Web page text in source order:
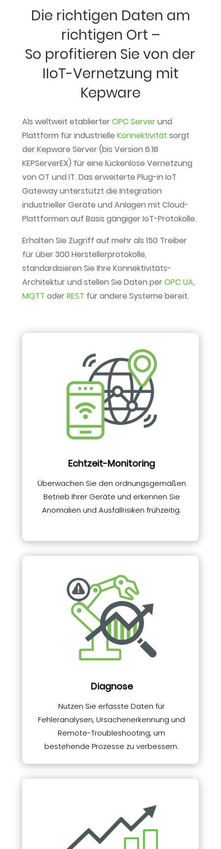
Die richtigen Daten am
richtigen Ort –
So profitieren Sie von der
IIoT-Vernetzung mit
Kepware
Als weltweit etablierterOPC Serverund
Plattform für industrielle Konnektivität sorgt
der Kepware Server (bis Version 6.18
KEPServerEX) für eine lückenlose Vernetzung
von OT und IT. Das erweiterte Plug-in IoT
Gateway unterstützt die Integration
industrieller Geräte und Anlagen mit Cloud-
Plattformen auf Basis gängiger IoT-Protokolle.
Erhalten Sie Zugriff auf mehr als 150 Treiber
für über 300 Herstellerprotokolle,
standardisieren Sie Ihre Konnektivitäts-
Architektur und stellen Sie Daten perOPC UA,
MQTT oderREST für andere Systeme bereit.
Echtzeit-Monitoring
Überwachen Sie den ordnungsgemäßen
Betrieb Ihrer Geräte und erkennen Sie
Anomalien und Ausfallrisiken frühzeitig.
Diagnose
Nutzen Sie erfasste Daten für
Fehleranalysen, Ursachenerkennung und
Remote-Troubleshooting, um
bestehende Prozesse zu verbessern.